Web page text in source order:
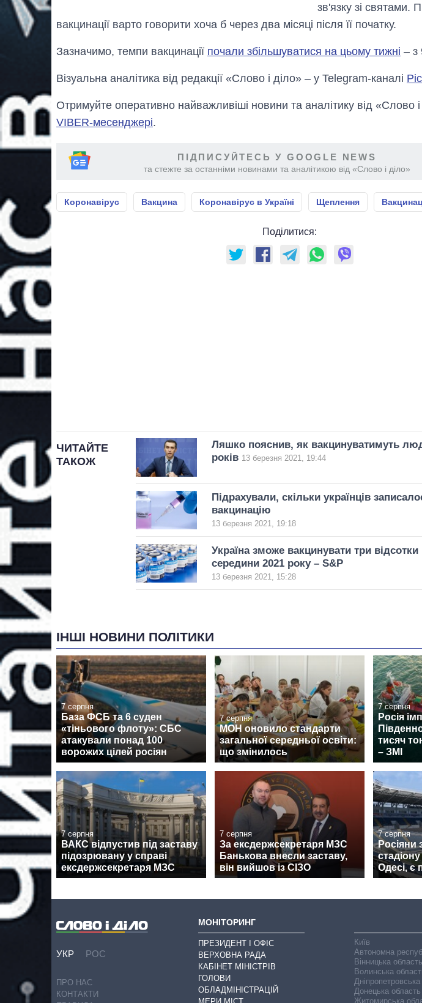
зв'язку зі святами.
вакцинації варто говорити хоча б через два місяці після її початку.
Зазначимо, темпи вакцинації почали збільшуватися на цьому тижні – з
Візуальна аналітика від редакції «Слово і діло» – у Telegram-каналі
Отримуйте оперативно найважливіші новини та аналітику від «Слово
VIBER-месенджері.
ПІДПИСУЙТЕСЬ У GOOGLE NEWS
та стежте за останніми новинами та аналітикою від «Слово і діло»
Коронавірус Вакцина Коронавірус в Україні Щеплення
Поділитися:
ЧИТАЙТЕ
ТАКОЖ
Ляшко пояснив, як вакцинуватимуть
років 13 березня 2021, 19:44
Підрахували, скільки українців
вакцинацію
13 березня 2021, 19:18
Україна зможе вакцинувати три
середини 2021 року – S&P
13 березня 2021, 15:28
ІНШІ НОВИНИ ПОЛІТИКИ
7 серпня
База ФСБ та 6 суден
«тіньового флоту»: СБС
атакували понад 100
ворожих цілей росіян
7 серпня
МОН оновило стандарти
загальної середньої освіти:
що змінилось
7 серпня
Росія
тисяч
– ЗМІ
7 серпня
ВАКС відпустив під заставу
підозрювану у справі
ексдержсекретаря МЗС
7 серпня
За ексдержсекретаря МЗС
Банькова внесли заставу,
він вийшов із СІЗО
7 серпня
Росіяни
Одесі, є
УКР РОС
ПРО НАС
КОНТАКТИ
МОНІТОРИНГ
ПРЕЗИДЕНТ І ОФІС
ВЕРХОВНА РАДА
КАБІНЕТ МІНІСТРІВ
ГОЛОВИ
ОБЛАДМІНІСТРАЦІЙ
Київ
Автономна
Вінницька область
Волинська
Донецька область
Житомирська